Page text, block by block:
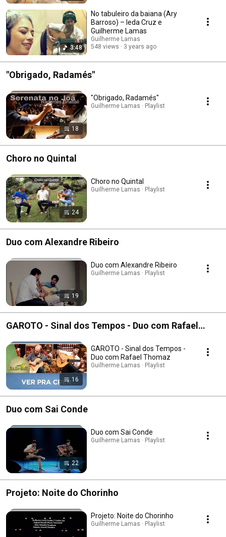
3:48
No tabuleiro da baiana (Ary
Barroso) – Ieda Cruz e
Guilherme Lamas
Guilherme Lamas
548 views
3 years ago
"Obrigado, Radamés"
18
"Obrigado, Radamés"
Guilherme Lamas · Playlist
Choro no Quintal
24
Choro no Quintal
Guilherme Lamas · Playlist
Duo com Alexandre Ribeiro
19
Duo com Alexandre Ribeiro
Guilherme Lamas · Playlist
GAROTO - Sinal dos Tempos - Duo com Rafael
16
GAROTO - Sinal dos Tempos -
Duo com Rafael Thomaz
Guilherme Lamas · Playlist
Duo com Sai Conde
22
Duo com Sai Conde
Guilherme Lamas · Playlist
Projeto: Noite do Chorinho
Projeto: Noite do Chorinho
Guilherme Lamas · Playlist